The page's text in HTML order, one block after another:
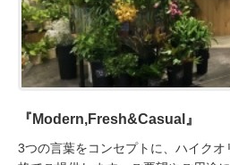
『Modern,Fresh&Casual』
3つの言葉をコンセプトに、ハイク